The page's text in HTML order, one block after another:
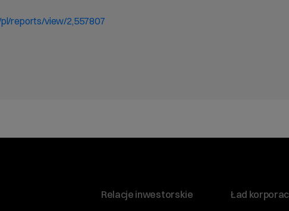
reports/view/2,557807
Relacje inwestorskie Ład